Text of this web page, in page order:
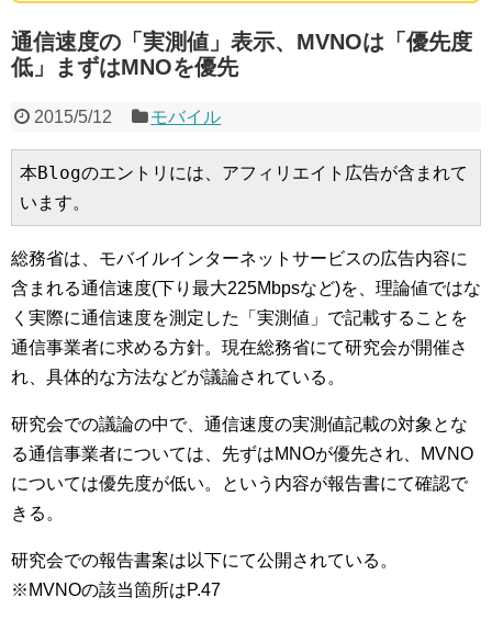
通信速度の「実測値」表示、MVNOは「優先度
低」まずはMNOを優先
2015/5/12 モバイル
本Blogのエントリには、アフィリエイト広告が含まれて
います。
総務省は、モバイルインターネットサービスの広告内容に
含まれる通信速度(下り最大225Mbpsなど)を、理論値ではな
く実際に通信速度を測定した「実測値」で記載することを
通信事業者に求める方針。現在総務省にて研究会が開催さ
れ、具体的な方法などが議論されている。
研究会での議論の中で、通信速度の実測値記載の対象とな
る通信事業者については、先ずはMNOが優先され、MVNO
については優先度が低い。という内容が報告書にて確認で
きる。
研究会での報告書案は以下にて公開されている。
※MVNOの該当箇所はP.47